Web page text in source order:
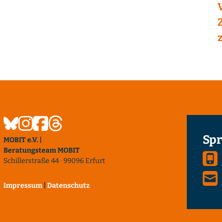
MOBIT e.V. |
Beratungsteam MOBIT
Schillerstraße 44 · 99096 Erfurt
Impressum Datenschutz